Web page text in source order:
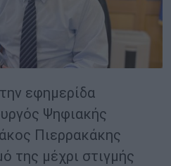
εφημερίδα
Ψηφιακής
Πιερρακάκης
της μέχρι στιγμής